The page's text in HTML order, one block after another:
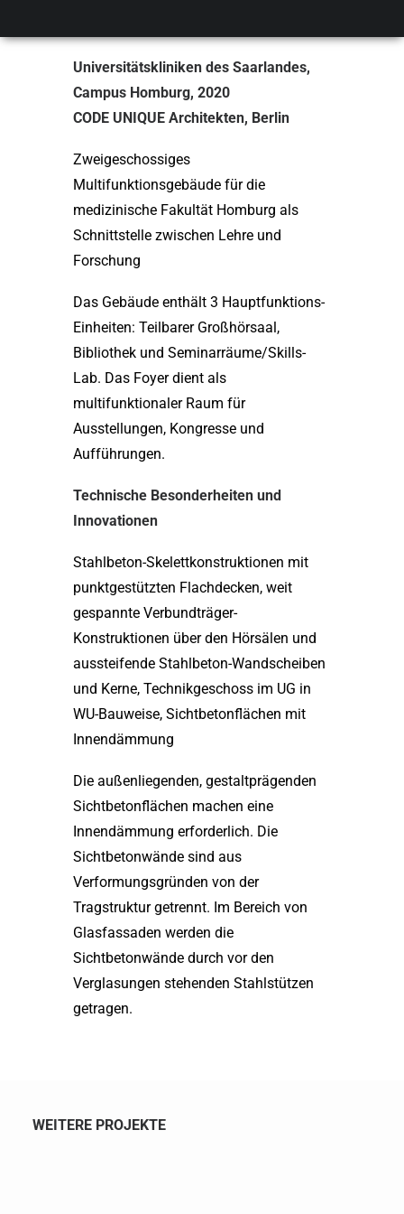
Universitätskliniken des Saarlandes,
Campus Homburg, 2020
CODE UNIQUE Architekten, Berlin
Zweigeschossiges
Multifunktionsgebäude für die
medizinische Fakultät Homburg als
Schnittstelle zwischen Lehre und
Forschung
Das Gebäude enthält 3 Hauptfunktions-
Einheiten: Teilbarer Großhörsaal,
Bibliothek und Seminarräume/Skills-
Lab. Das Foyer dient als
multifunktionaler Raum für
Ausstellungen, Kongresse und
Aufführungen.
Technische Besonderheiten und
Innovationen
Stahlbeton-Skelettkonstruktionen mit
punktgestützten Flachdecken, weit
gespannte Verbundträger-
Konstruktionen über den Hörsälen und
aussteifende Stahlbeton-Wandscheiben
und Kerne, Technikgeschoss im UG in
WU-Bauweise, Sichtbetonflächen mit
Innendämmung
Die außenliegenden, gestaltprägenden
Sichtbetonflächen machen eine
Innendämmung erforderlich. Die
Sichtbetonwände sind aus
Verformungsgründen von der
Tragstruktur getrennt. Im Bereich von
Glasfassaden werden die
Sichtbetonwände durch vor den
Verglasungen stehenden Stahlstützen
getragen.
WEITERE PROJEKTE